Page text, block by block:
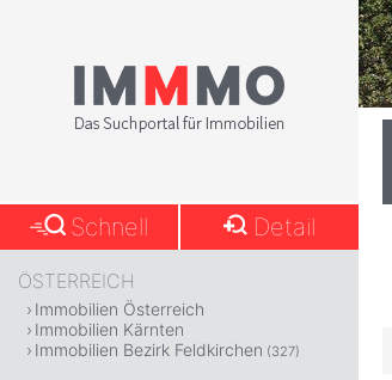
Schnell Detail
ÖSTERREICH
Immobilien Österreich
Immobilien Kärnten
Immobilien Bezirk Feldkirchen (327)